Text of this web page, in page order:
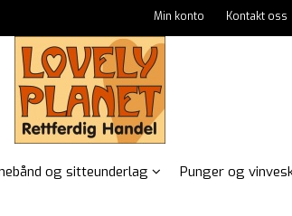
Min konto Kontakt oss
og sitteunderlag Punger og